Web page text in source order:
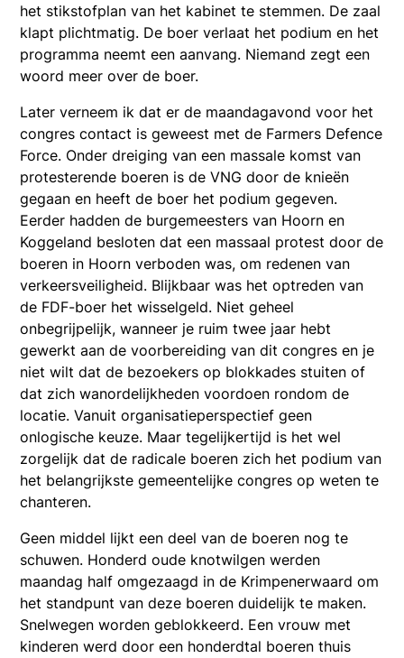
het stikstofplan van het kabinet te stemmen. De zaal
klapt plichtmatig. De boer verlaat het podium en het
programma neemt een aanvang. Niemand zegt een
woord meer over de boer.
Later verneem ik dat er de maandagavond voor het
congres contact is geweest met de Farmers Defence
Force. Onder dreiging van een massale komst van
protesterende boeren is de VNG door de knieën
gegaan en heeft de boer het podium gegeven.
Eerder hadden de burgemeesters van Hoorn en
Koggeland besloten dat een massaal protest door de
boeren in Hoorn verboden was, om redenen van
verkeersveiligheid. Blijkbaar was het optreden van
de FDF-boer het wisselgeld. Niet geheel
onbegrijpelijk, wanneer je ruim twee jaar hebt
gewerkt aan de voorbereiding van dit congres en je
niet wilt dat de bezoekers op blokkades stuiten of
dat zich wanordelijkheden voordoen rondom de
locatie. Vanuit organisatieperspectief geen
onlogische keuze. Maar tegelijkertijd is het wel
zorgelijk dat de radicale boeren zich het podium van
het belangrijkste gemeentelijke congres op weten te
chanteren.
Geen middel lijkt een deel van de boeren nog te
schuwen. Honderd oude knotwilgen werden
maandag half omgezaagd in de Krimpenerwaard om
het standpunt van deze boeren duidelijk te maken.
Snelwegen worden geblokkeerd. Een vrouw met
kinderen werd door een honderdtal boeren thuis